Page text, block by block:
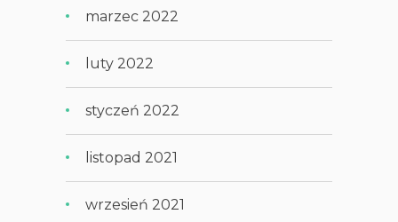
marzec 2022
luty 2022
styczeń 2022
listopad 2021
wrzesień 2021